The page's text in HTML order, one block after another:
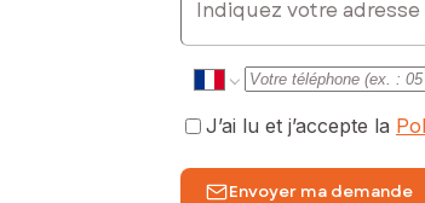
J’ai lu et j’accepte la
Envoyer ma demande